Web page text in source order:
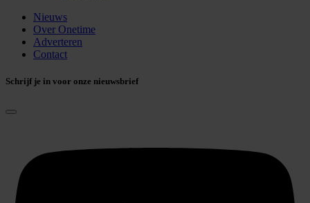
Nieuws
Over Onetime
Adverteren
Contact
Schrijf je in voor onze nieuwsbrief